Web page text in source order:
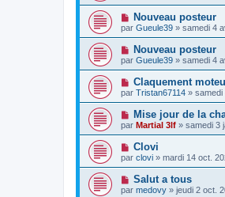
u
m
e
s
s
a
g
e
v
e
a
u
m
e
s
s
a
g
e
N
o
u
v
e
a
u
m
e
s
s
a
g
e
Nouveau posteur
par Gueule39 » samedi 4
N
o
u
e
a
u
m
e
s
s
a
g
e
Nouveau posteur
par Gueule39 » samedi 4
N
o
u
v
e
a
u
m
e
s
s
a
g
Claquement
par Tristan67114 » samedi
N
o
u
e
a
u
m
e
Mise jour de la
par Martial 3lf » samedi 3
N
o
u
v
e
a
Clovi
par clovi » mardi 14 oct.
N
o
Salut a tous
par medovy » jeudi 2 oct.